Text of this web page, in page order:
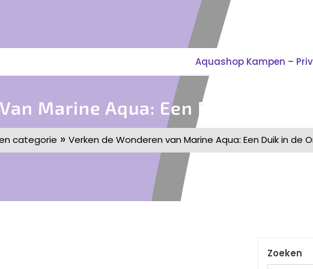
Aquashop Kampen –
Marine Aqua: Een Duik In De
categorie » Verken de Wonderen van Marine Aqua: Een Duik in de
Zoeken